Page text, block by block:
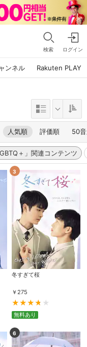
検索 ログイン
ンネル Rakuten PLAY
人気順 評価順 50
＋」関連コンテンツ
3
冬すぎて桜
￥ 275
無料あり
6